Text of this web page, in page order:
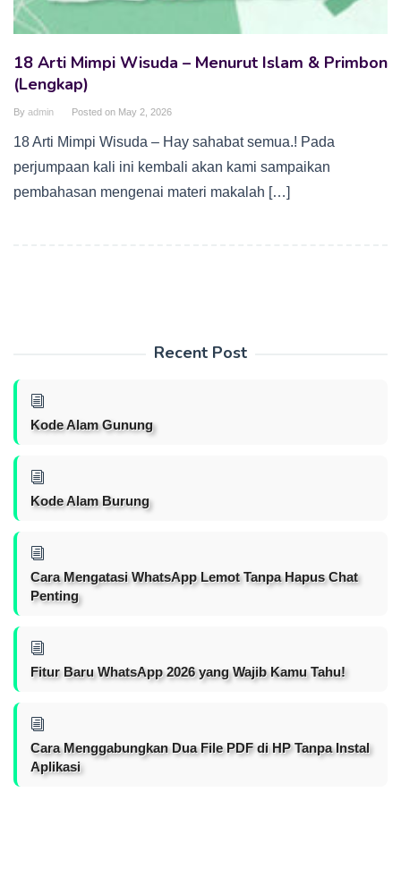
18 Arti Mimpi Wisuda – Menurut Islam & Primbon
(Lengkap)
By admin Posted on May 2, 2026
18 Arti Mimpi Wisuda – Hay sahabat semua.! Pada
perjumpaan kali ini kembali akan kami sampaikan
pembahasan mengenai materi makalah […]
Recent Post
Kode Alam Gunung
Kode Alam Burung
Cara Mengatasi WhatsApp Lemot Tanpa Hapus Chat
Penting
Fitur Baru WhatsApp 2026 yang Wajib Kamu Tahu!
Cara Menggabungkan Dua File PDF di HP Tanpa Instal
Aplikasi